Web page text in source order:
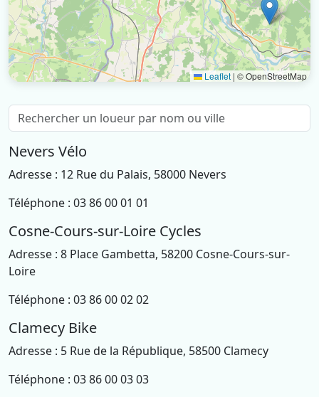
Leaflet | © OpenStreetMap
Nevers Vélo
Adresse : 12 Rue du Palais, 58000 Nevers
Téléphone : 03 86 00 01 01
Cosne-Cours-sur-Loire Cycles
Adresse : 8 Place Gambetta, 58200 Cosne-Cours-sur-
Loire
Téléphone : 03 86 00 02 02
Clamecy Bike
Adresse : 5 Rue de la République, 58500 Clamecy
Téléphone : 03 86 00 03 03